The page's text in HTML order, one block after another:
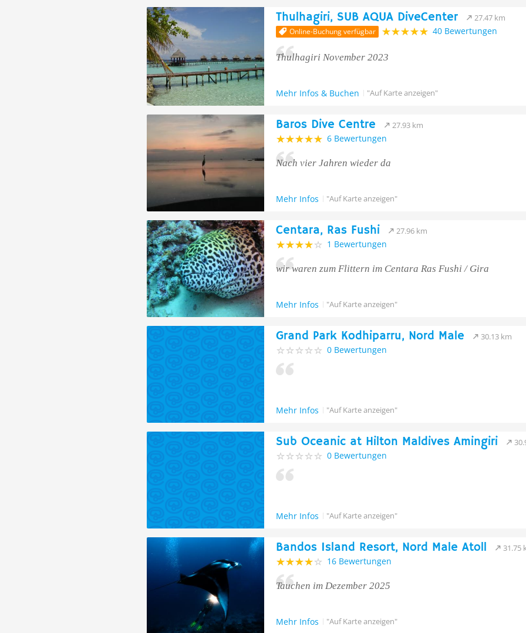
Thulhagiri, SUB AQUA DiveCenter 27.47 km
Online-Buchung verfügbar 40 Bewertungen
Thulhagiri November 2023
Mehr Infos & Buchen "Auf Karte anzeigen"
Baros Dive Centre 27.93 km
6 Bewertungen
Nach vier Jahren wieder da
Mehr Infos "Auf Karte anzeigen"
Centara, Ras Fushi 27.96 km
1 Bewertungen
wir waren zum Flittern im Centara Ras Fushi / Gira
Mehr Infos "Auf Karte anzeigen"
Grand Park Kodhiparru, Nord Male 30.13 km
0 Bewertungen
Mehr Infos "Auf Karte anzeigen"
Sub Oceanic at Hilton Maldives Amingiri
0 Bewertungen
Mehr Infos "Auf Karte anzeigen"
Bandos Island Resort, Nord Male Atoll 31.75
16 Bewertungen
Tauchen im Dezember 2025
Mehr Infos "Auf Karte anzeigen"